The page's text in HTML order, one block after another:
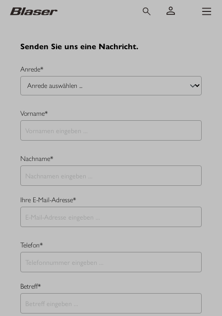
Senden Sie uns eine Nachricht.
Anrede*
Vorname*
Nachname*
Ihre E-Mail-Adresse*
Telefon*
Betreff*